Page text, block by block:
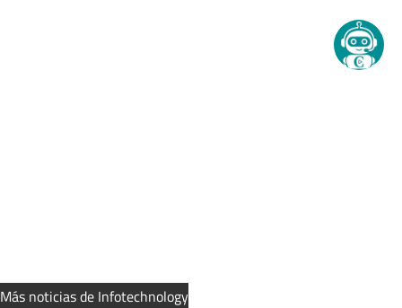
Más noticias de Infotechnology